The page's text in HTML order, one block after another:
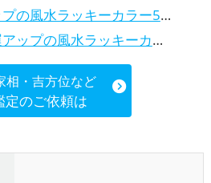
ラッキーカラー5選、効果解説
水ラッキーカラー5選、効果解説
相・吉方位など
定のご依頼は